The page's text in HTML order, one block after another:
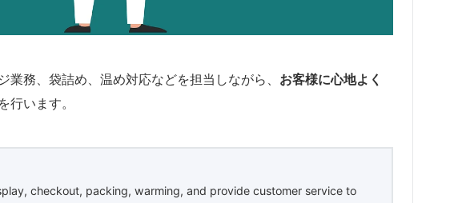
務、袋詰め、温め対応などを担当しながら、 お客様に心地よく
を行います。
checkout, packing, warming, and provide customer service to